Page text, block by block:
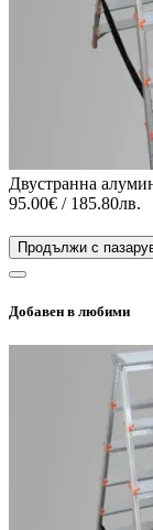
Двустранна
95.00€ / 185.80лв.
Продължи с
Добавен в любими